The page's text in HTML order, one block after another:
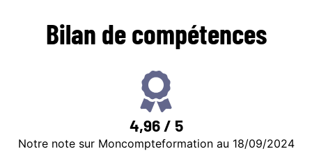
Bilan de compétences
4,96 / 5
Notre note sur Moncompteformation au 18/09/2024